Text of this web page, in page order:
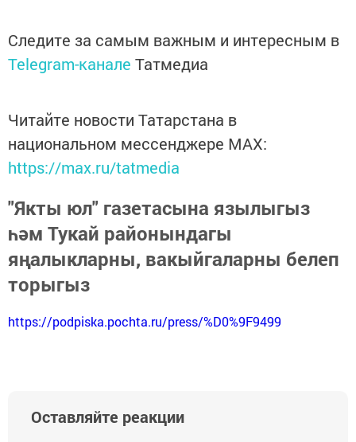
Следите за самым важным и интересным в
Telegram-канале Татмедиа
Читайте новости Татарстана в
национальном мессенджере MАХ:
https://max.ru/tatmedia
"Якты юл" газетасына язылыгыз
һәм Тукай районындагы
яңалыкларны, вакыйгаларны белеп
торыгыз
https://podpiska.pochta.ru/press/%D0%9F9499
Оставляйте реакции